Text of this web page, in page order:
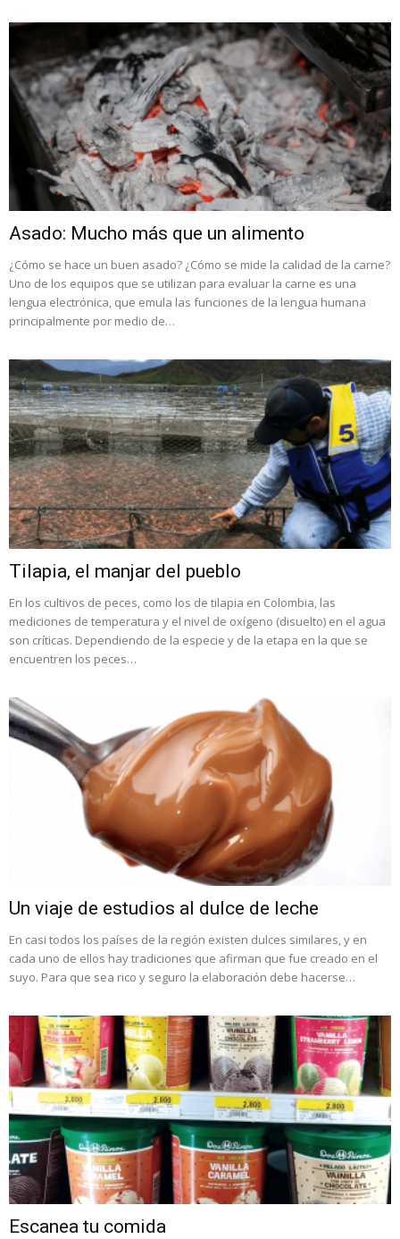
Asado: Mucho más que un alimento
¿Cómo se hace un buen asado? ¿Cómo se mide la calidad de la carne?
Uno de los equipos que se utilizan para evaluar la carne es una
lengua electrónica, que emula las funciones de la lengua humana
principalmente por medio de…
Tilapia, el manjar del pueblo
En los cultivos de peces, como los de tilapia en Colombia, las
mediciones de temperatura y el nivel de oxígeno (disuelto) en el agua
son críticas. Dependiendo de la especie y de la etapa en la que se
encuentren los peces…
Un viaje de estudios al dulce de leche
En casi todos los países de la región existen dulces similares, y en
cada uno de ellos hay tradiciones que afirman que fue creado en el
suyo. Para que sea rico y seguro la elaboración debe hacerse…
Escanea tu comida